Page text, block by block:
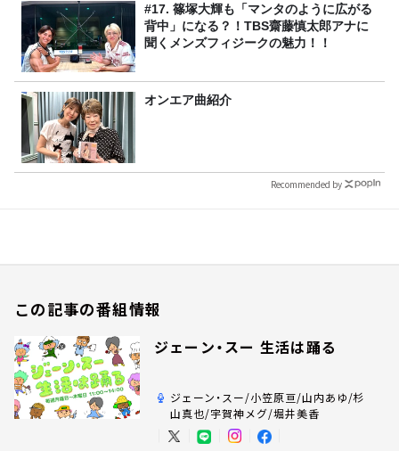
#17. 篠塚大輝も「マンタのように広がる
背中」になる？！TBS齋藤慎太郎アナに
聞くメンズフィジークの魅力！！
オンエア曲紹介
Recommended by
この記事の番組情報
ジェーン・スー 生活は踊る
ジェーン・スー/小笠原亘/山内あゆ/杉
山真也/宇賀神メグ/堀井美香